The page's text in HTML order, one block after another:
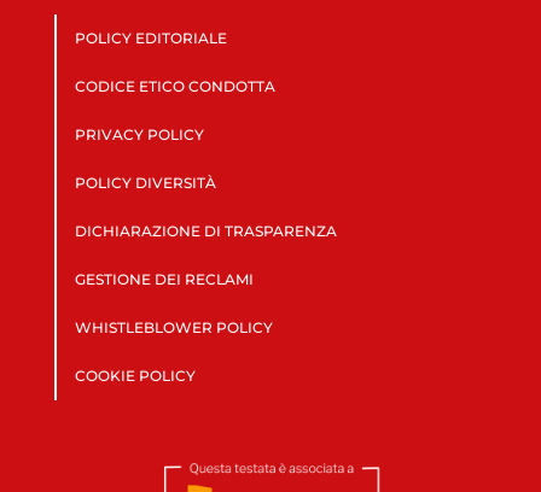
POLICY EDITORIALE
CODICE ETICO CONDOTTA
PRIVACY POLICY
POLICY DIVERSITÀ
DICHIARAZIONE DI TRASPARENZA
GESTIONE DEI RECLAMI
WHISTLEBLOWER POLICY
COOKIE POLICY